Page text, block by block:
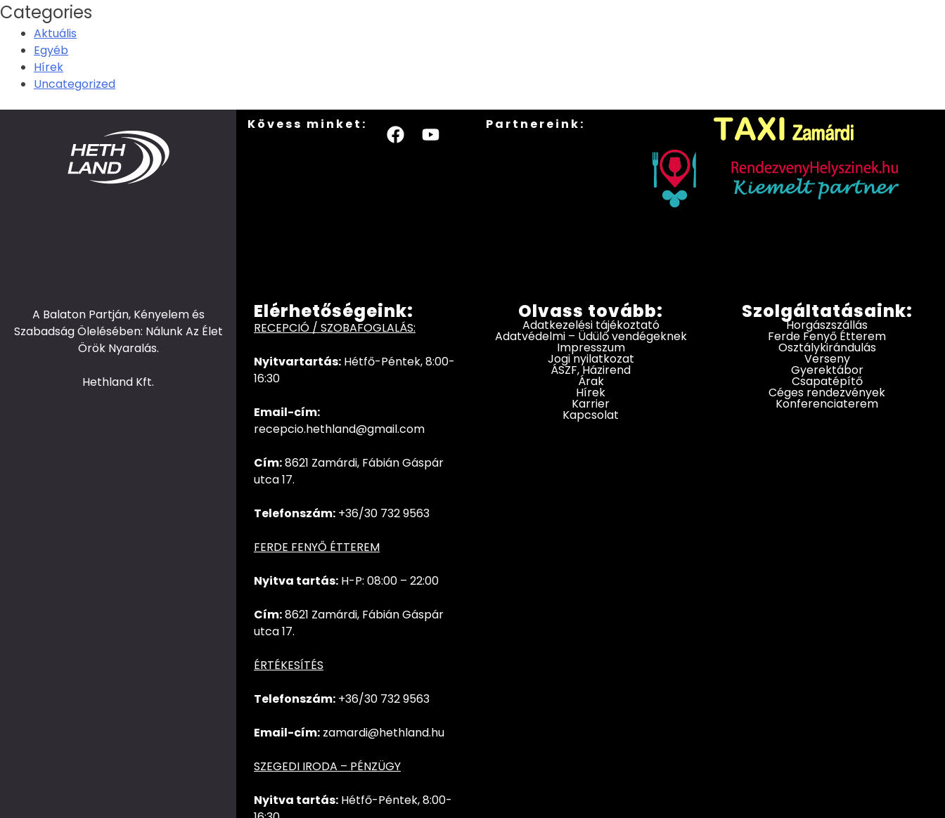
Categories
Aktuális
Egyéb
Hírek
Uncategorized
Kövess minket: Partnereink:
A Balaton Partján, Kényelem és
Szabadság Ölelésében: Nálunk Az Élet
Örök Nyaralás.
Hethland Kft.
Elérhetőségeink:
RECEPCIÓ / SZOBAFOGLALÁS:
Nyitvartartás: Hétfő-Péntek, 8:00-
16:30
Email-cím:
recepcio.hethland@gmail.com
Cím:8621 Zamárdi, Fábián Gáspár
utca 17.
Telefonszám: +36/30 732 9563
FERDE FENYŐ ÉTTEREM
Nyitva tartás: H-P: 08:00 – 22:00
Cím:8621 Zamárdi, Fábián Gáspár
utca 17.
ÉRTÉKESÍTÉS
Telefonszám: +36/30 7329563
Email-cím: zamardi@hethland.hu
SZEGEDI IRODA – PÉNZÜGY
Nyitva tartás: Hétfő-Péntek, 8:00-
Olvass tovább:
Adatkezelési tájékoztató
Adatvédelmi – Üdülő vendégeknek
Impresszum
Jogi nyilatkozat
ÁSZF, Házirend
Árak
Hírek
Karrier
Kapcsolat
Szolgáltatásaink:
Horgászszállás
Ferde Fenyő Étterem
Osztálykirándulás
Verseny
Gyerektábor
Csapatépítő
Céges rendezvények
Konferenciaterem